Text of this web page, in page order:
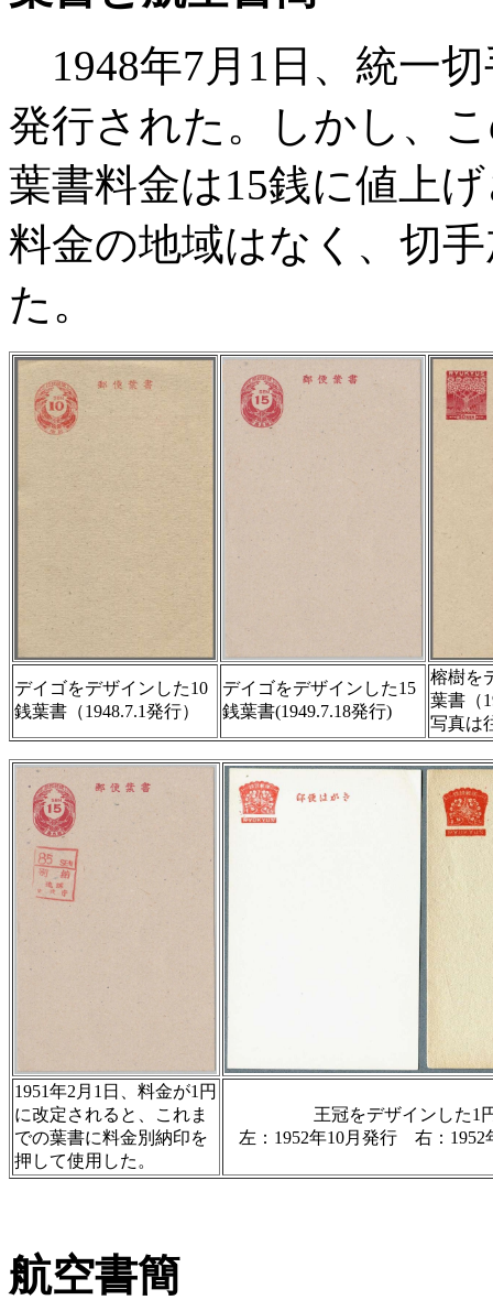
1948年7月1日、統一
発行された。しかし、
葉書料金は15銭に値上
料金の地域はなく、切
た。
デイゴをデザインした10
銭葉書（1948.7.1発行）
デイゴをデザインした15
銭葉書(1949.7.18発行)
榕樹を
葉書（
写真は
1951年2月1日、料金が1円
に改定されると、これま
での葉書に料金別納印を
押して使用した。
王冠をデザインした1
左：1952年10月発行 右：
航空書簡